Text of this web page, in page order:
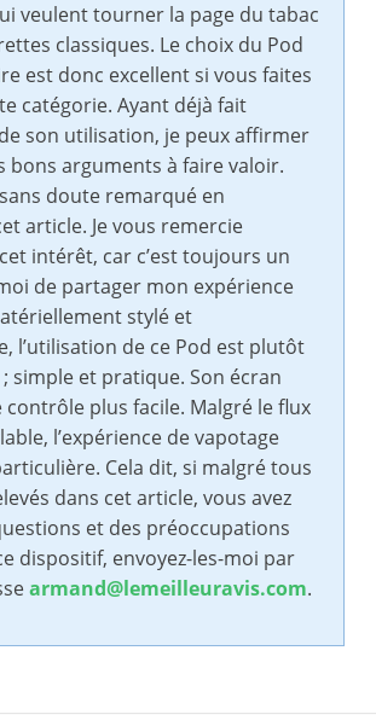
veulent tourner la page du tabac
classiques. Le choix du Pod
est donc excellent si vous faites
catégorie. Ayant déjà fait
son utilisation, je peux affirmer
bons arguments à faire valoir.
doute remarqué en
article. Je vous remercie
intérêt, car c’est toujours un
de partager mon expérience
stylé et
l’utilisation de ce Pod est plutôt
simple et pratique. Son écran
contrôle plus facile. Malgré le flux
l’expérience de vapotage
Cela dit, si malgré tous
dans cet article, vous avez
et des préoccupations
dispositif, envoyez-les-moi par
armand@lemeilleuravis.com.